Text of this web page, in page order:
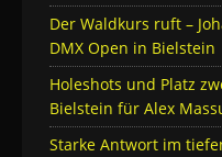
Der Waldkurs ruft –
DMX Open in Bielstein
Holeshots und Platz
Bielstein für Alex
Starke Antwort im